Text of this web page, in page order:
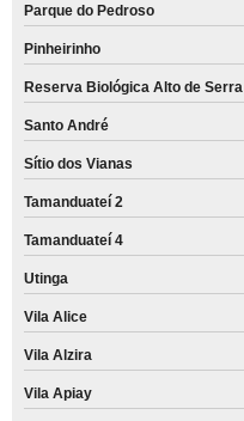
Parque do Pedroso
Pinheirinho
Reserva Biológica Alto de Serra
Santo André
Sítio dos Vianas
Tamanduateí 2
Tamanduateí 4
Utinga
Vila Alice
Vila Alzira
Vila Apiay